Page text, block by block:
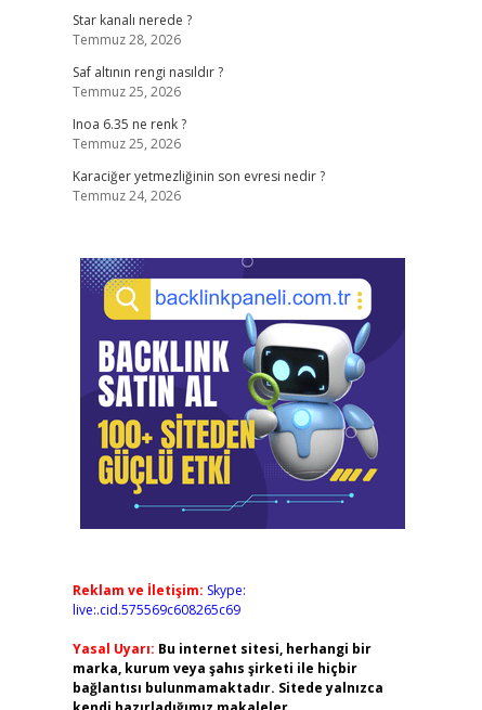
Star kanalı nerede ?
Temmuz 28, 2026
Saf altının rengi nasıldır ?
Temmuz 25, 2026
Inoa 6.35 ne renk ?
Temmuz 25, 2026
Karaciğer yetmezliğinin son evresi nedir ?
Temmuz 24, 2026
Reklam ve İletişim: Skype:
live:.cid.575569c608265c69
Yasal Uyarı: Bu internet sitesi, herhangi bir
marka, kurum veya şahıs şirketi ile hiçbir
bağlantısı bulunmamaktadır. Sitede yalnızca